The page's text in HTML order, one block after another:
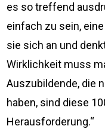
es so treffend
einfach zu sein,
sie sich an und
Wirklichkeit muss
Auszubildende, die
haben, sind diese
Herausforderung.“